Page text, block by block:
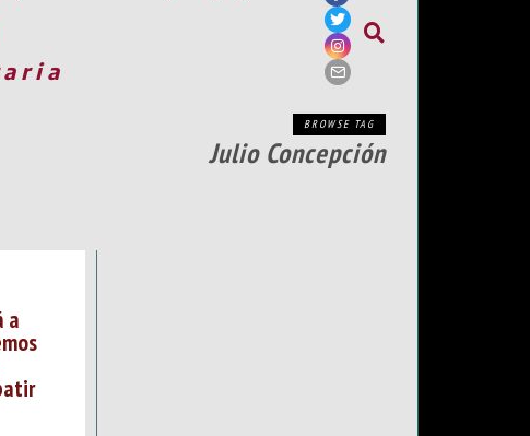
BROWSE TAG
Julio Concepción
a